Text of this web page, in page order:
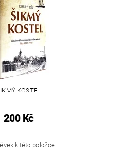
KOSTEL
200 Kč
k této položce.